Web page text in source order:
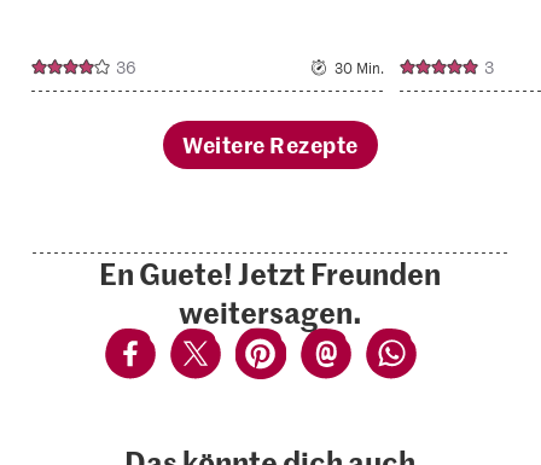
36 30 Min. 3
Weitere Rezepte
En Guete! Jetzt Freunden
weitersagen.